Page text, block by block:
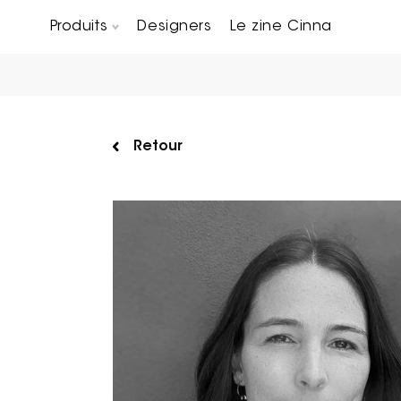
Produits Designers Le zine Cinna
Retour